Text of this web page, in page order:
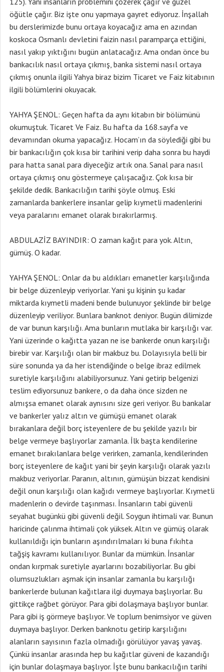
öğütle çağır. Biz işte onu yapmaya gayret ediyoruz. İnşallah
bu derslerimizde bunu ortaya koyacağız ama en azından
koskoca Osmanlı devletini faizin nasıl paramparça ettiğini,
nasıl yakıp yıktığını bugün anlatacağız. Ama ondan önce bu
bankacılık nasıl ortaya çıkmış, banka sistemi nasıl ortaya
çıkmış onunla ilgili Yahya biraz bizim Ticaret ve Faiz kitabının
ilgili bölümlerini okuyacak.
YAHYA ŞENOL: Geçen hafta da aynı kitabın bir bölümünü
okumuştuk. Ticaret Ve Faiz. Bu hafta da 168.sayfa ve
devamından okuma yapacağız. Hocam’ın da söylediği gibi bu
bir bankacılığın çok kısa bir tarihini verip daha sonra bu haydi
para hatta sanal para diyeceğiz artık ona. Sanal para nasıl
ortaya çıkmış onu göstermeye çalışacağız. Çok kısa bir
şekilde dedik. Bankacılığın tarihi şöyle olmuş. Eski
zamanlarda bankerlere insanlar gelip kıymetli madenlerini
veya paralarını emanet olarak bırakırlarmış.
ABDULAZİZ BAYINDIR: O zaman kağıt para yok. Altın,
gümüş. O kadar.
YAHYA ŞENOL: Onlar da bu aldıkları emanetler karşılığında
bir belge düzenleyip veriyorlar. Yani şu kişinin şu kadar
miktarda kıymetli madeni bende bulunuyor şeklinde bir belge
düzenleyip veriliyor. Bunlara banknot deniyor. Bugün dilimizde
de var bunun karşılığı. Ama bunların mutlaka bir karşılığı var.
Yani üzerinde o kağıtta yazan ne ise bankerde onun karşılığı
birebir var. Karşılığı olan bir makbuz bu. Dolayısıyla belli bir
süre sonunda ya da her istendiğinde o belge ibraz edilmek
suretiyle karşılığını alabiliyorsunuz. Yani getirip belgenizi
teslim ediyorsunuz bankere, o da daha önce sizden ne
almışsa emanet olarak aynısını size geri veriyor. Bu bankalar
ve bankerler yalız altın ve gümüşü emanet olarak
bırakanlara değil borç isteyenlere de bu şekilde yazılı bir
belge vermeye başlıyorlar zamanla. İlk başta kendilerine
emanet bırakılanlara belge verirken, zamanla, kendilerinden
borç isteyenlere de kağıt yani bir şeyin karşılığı olarak yazılı
makbuz veriyorlar. Paranın, altının, gümüşün bizzat kendisini
değil onun karşılığı olan kağıdı vermeye başlıyorlar. Kıymetli
madenlerin o devirde taşınması. İnsanların tabi güvenli
seyahat bugünkü gibi güvenli değil. Soygun ihtimali var. Bunun
haricinde çalınma ihtimali çok yüksek. Altın ve gümüş olarak
kullanıldığı için bunların aşındırılmaları ki buna fıkıhta
tağşiş kavramı kullanılıyor. Bunlar da mümkün. İnsanlar
ondan kırpmak suretiyle ayarlarını bozabiliyorlar. Bu gibi
olumsuzlukları aşmak için insanlar zamanla bu karşılığı
bankerlerde bulunan kağıtlara ilgi duymaya başlıyorlar. Bu
gittikçe rağbet görüyor. Para gibi dolaşmaya başlıyor bunlar.
Para gibi iş görmeye başlıyor. Ve toplum benimsiyor ve güven
duymaya başlıyor. Derken banknotu getirip karşılığını
alanların sayısının fazla olmadığı görülüyor yavaş yavaş.
Çünkü insanlar arasında hep bu kağıtlar güveni de kazandığı
için bunlar dolaşmaya başlıyor. İşte bunu bankacılığın tarihi